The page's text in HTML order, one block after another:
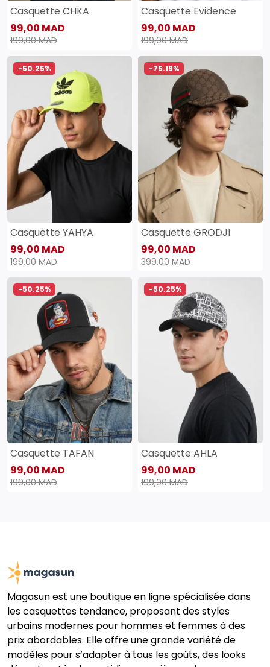
Casquette CHKA
99,00 MAD
199,00 MAD
Casquette Evidence
99,00 MAD
199,00 MAD
-50.25%
Casquette YAHYA
99,00 MAD
199,00 MAD
-75.19%
Casquette GRODJI
99,00 MAD
399,00 MAD
-50.25%
Casquette TAFAN
99,00 MAD
199,00 MAD
-50.25%
Casquette AHLA
99,00 MAD
199,00 MAD
Magasun est une boutique en ligne spécialisée dans
les casquettes tendance, proposant des styles
urbains modernes pour hommes et femmes à des
prix abordables. Elle offre une grande variété de
modèles pour s’adapter à tous les goûts, des looks